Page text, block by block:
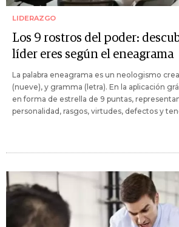
LIDERAZGO
Los 9 rostros del poder:
líder eres según el eneagrama
La palabra eneagrama es un neologismo
(nueve), y gramma (letra). En la aplicación
en forma de estrella de 9 puntas,
personalidad, rasgos, virtudes, defectos y